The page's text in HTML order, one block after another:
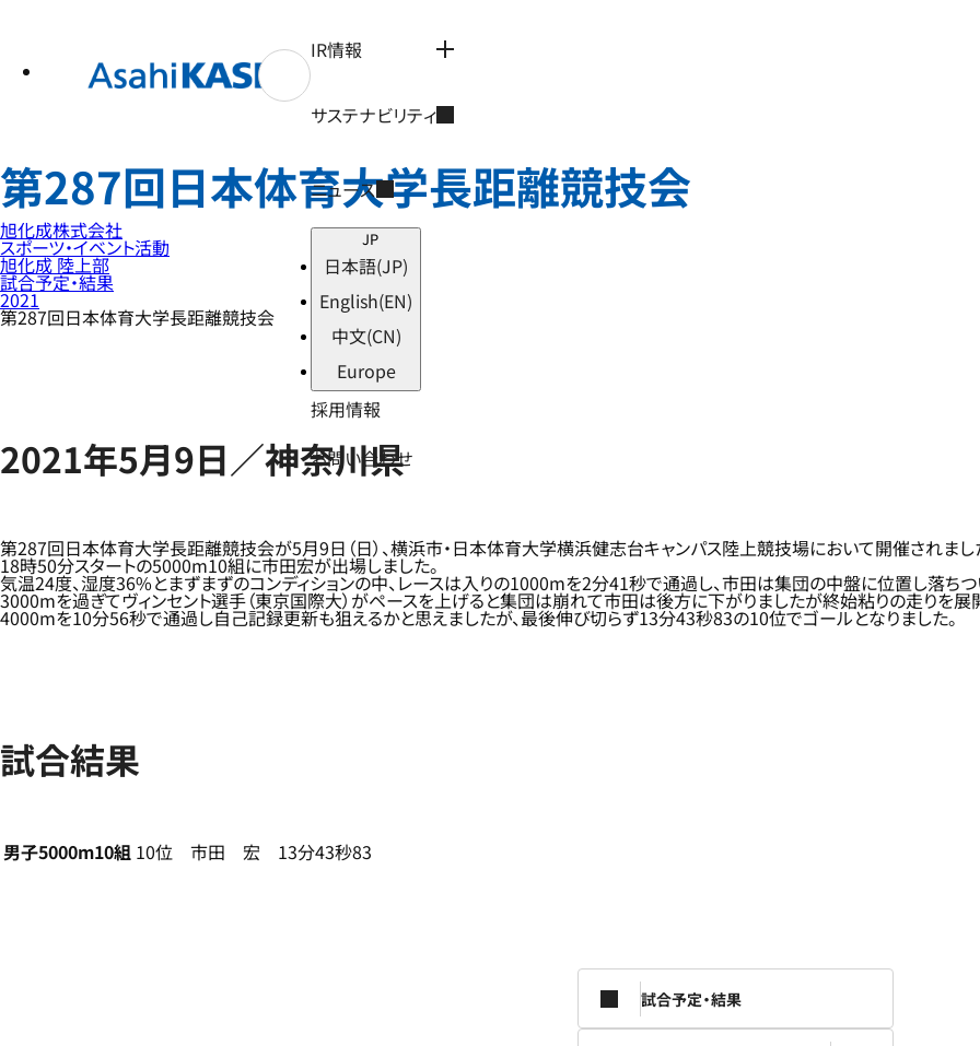
IR情報
サステナビリティ
ニュース
JP
日本語(JP)
English(EN)
中文(CN)
Europe
採用情報
お問い合わせ
第287回日本体育大学長距離競技会
旭化成株式会社
スポーツ・イベント活動
旭化成 陸上部
試合予定・結果
2021
第287回日本体育大学長距離競技会
2021年5月9日／神奈川県
第287回日本体育大学長距離競技会が5月9日（日）、横浜市・日本体育大学横浜健志台キャンパス陸上競技場において開催されまし
18時50分スタートの5000m10組に市田宏が出場しました。
気温24度、湿度36%とまずまずのコンディションの中、レースは入りの1000mを2分41秒で通過し、市田は集団の中盤に位置し落ちつ
3000mを過ぎてヴィンセント選手（東京国際大）がペースを上げると集団は崩れて市田は後方に下がりましたが終始粘りの走りを展
4000mを10分56秒で通過し自己記録更新も狙えるかと思えましたが、最後伸び切らず13分43秒83の10位でゴールとなりました。
試合結果
男子5000m10組 10位 市田 宏 13分43秒83
試合予定・結果